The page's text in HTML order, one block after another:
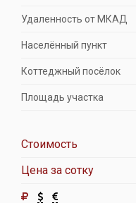
Удаленность от МКАД
Населённый пункт
Коттеджный посёлок
Площадь участка
Стоимость
Цена за сотку